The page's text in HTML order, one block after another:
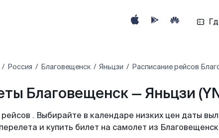
Россия Благовещенск Яньцзи Расписание рейсов
Благовещенск — Яньцзи
. Выбирайте в календаре низких цен даты
и купить билет на самолет из